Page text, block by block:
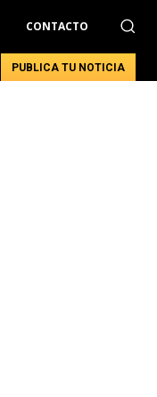
CONTACTO
PUBLICA TU NOTICIA